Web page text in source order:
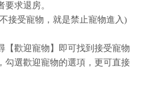
求退房。
接受寵物，就是禁止寵物進入)
【歡迎寵物】即可找到接受寵物
勾選歡迎寵物的選項，更可直接